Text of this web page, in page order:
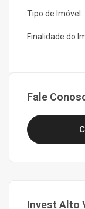
Tipo de Imóvel:
Finalidade do
Fale
Invest Alto